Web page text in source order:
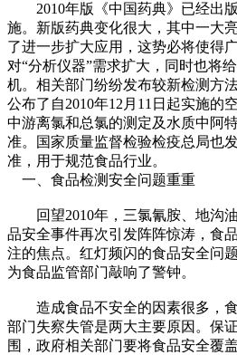
2010年版《中国药典》已经出版
施。新版药典变化很大，其中一大
了进一步扩大应用，这势必将使得
对“分析仪器”需求扩大，同时也将
机。相关部门纷纷发布较新检测方
公布了自2010年12月11日起实施的
中游离氯和总氯的测定及水质中阿
准。国家质量监督检验检疫总局也
准，用于规范食品行业。
一、食品检测安全问题重重
回望2010年，三氯氰胺、地沟油
品安全事件再次引发阵阵惊涛，食
注的焦点。红灯频闪的食品安全问
为食品监管部门敲响了警钟。
造成食品不安全的因素很多，食
部门失察失管是两大主要原因。保
围，政府相关部门要将食品安全覆